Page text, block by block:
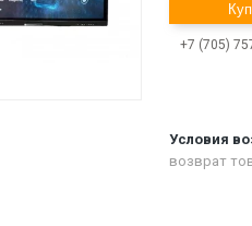
+7 (705)
возврат